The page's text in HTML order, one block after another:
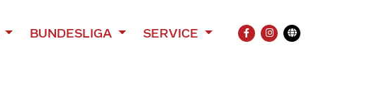
BUNDESLIGA SERVICE
FACEBOOK
INSTAGRAM
Übersetzung